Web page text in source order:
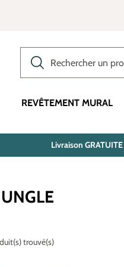
REVÊTEMENT MURAL
Livraison
trouvé(s)